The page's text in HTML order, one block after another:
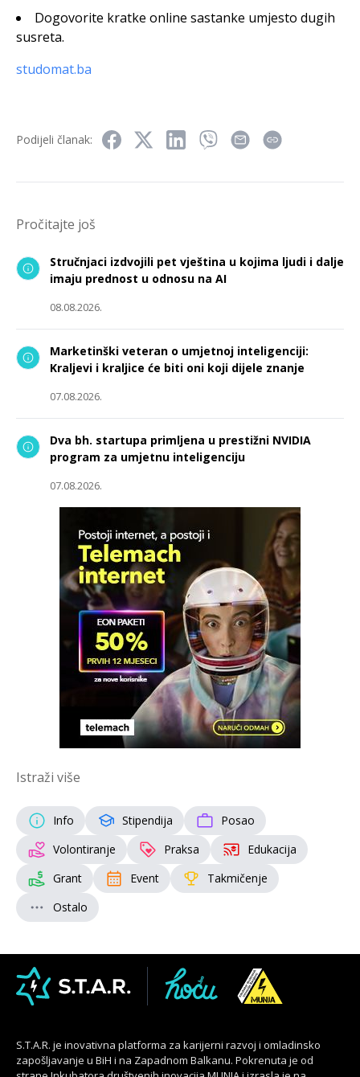
Dogovorite kratke online sastanke umjesto dugih
susreta.
studomat.ba
Podijeli članak:
Pročitajte još
Stručnjaci izdvojili pet vještina u kojima ljudi i dalje
imaju prednost u odnosu na AI
08.08.2026.
Marketinški veteran o umjetnoj inteligenciji:
Kraljevi i kraljice će biti oni koji dijele znanje
07.08.2026.
Dva bh. startupa primljena u prestižni NVIDIA
program za umjetnu inteligenciju
07.08.2026.
Istraži više
Info Stipendija
Posao
Volontiranje
Praksa
Edukacija
Grant
Event
Takmičenje
Ostalo
S.T.A.R. je inovativna platforma za karijerni razvoj i omladinsko
zapošljavanje u BiH i na Zapadnom Balkanu. Pokrenuta je od